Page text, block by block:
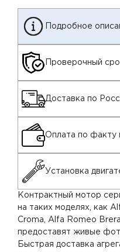
Подробное
Проверочный
Доставка по
Оплата по факту
Установка
Контрактный мотор
на таких моделях, как
Croma, Alfa Romeo
предоставят живые
Быстрая доставка